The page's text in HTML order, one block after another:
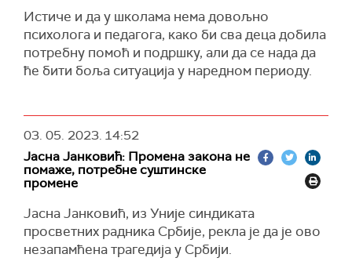
Истиче и да у школама нема довољно
психолога и педагога, како би сва деца добила
потребну помоћ и подршку, али да се нада да
ће бити боља ситуација у наредном периоду.
03. 05. 2023. 14:52
Јасна Јанковић: Промена закона не
помаже, потребне суштинске
промене
Јасна Јанковић, из Уније синдиката
просветних радника Србије, рекла је да је ово
незапамћена трагедија у Србији.